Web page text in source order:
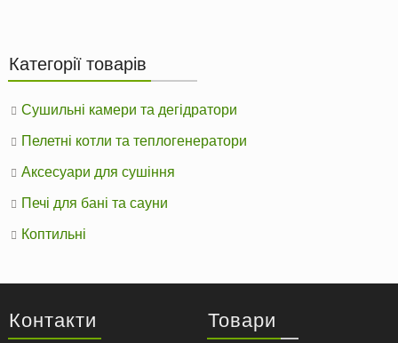
Категорії товарів
Сушильні камери та дегідратори
Пелетні котли та теплогенератори
Аксесуари для сушіння
Печі для бані та сауни
Коптильні
Контакти Товари